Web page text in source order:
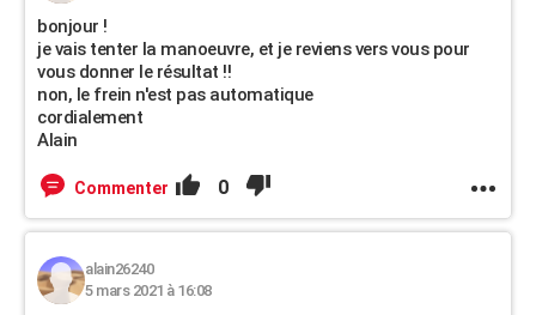
bonjour !
je vais tenter la manoeuvre, et je reviens vers vous pour
vous donner le résultat !!
non, le frein n'est pas automatique
cordialement
Alain
Commenter 0
alain26240
5 mars 2021 à 16:08